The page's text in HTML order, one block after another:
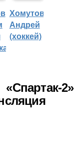
Хомутов
Андрей
(хоккей)
«Спартак-2»